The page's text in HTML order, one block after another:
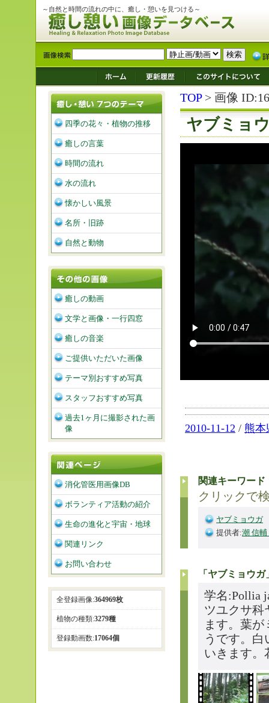
～自然と時間の流れの中に、癒し・憩いを見つける～
TOP> 画像
ヤブミョ
2010-11-12 / 熊本
関連キーワード
クリックで
ヤブミョウガ
提供者:潮 信
「ヤブミョウ
学名:Pollia
ツユクサ科
ます。葉
うです。
いきます。
四季の花々・植物の推移
癒しの言葉
時間の流れ
水の流れ
懐かしい風景
名所・旧跡
自然と動物
癒しの動画
文学と画像・一行四窓
癒しの音楽
ご提供いただいた画像
テーマ別おすすめ写真
スタッフおすすめ写真
過去1ヶ月に撮影された画
像
消化管医用画像DB
ボランティア活動の紹介
生命の進化と宇宙・地球
関連リンク
お問い合わせ
全登録画像:364969枚
植物の種類:3279種
登録動画数:17064個